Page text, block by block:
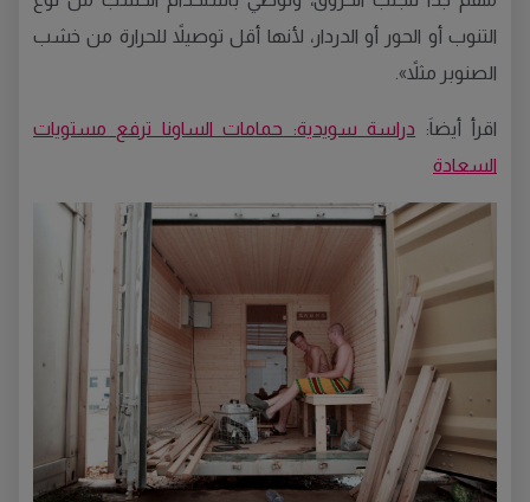
التنوب أو الحور أو الدردار، لأنها أقل توصيلاً للحرارة من خشب
الصنوبر مثلاً».
اقرأ أيضاَ: دراسة سويدية: حمامات الساونا ترفع مستويات
السعادة